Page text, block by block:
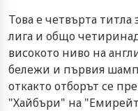
Това е четвърта титла
лига и общо
високото ниво на
бележи и първия
откакто отборът се
"Хайбъри" на